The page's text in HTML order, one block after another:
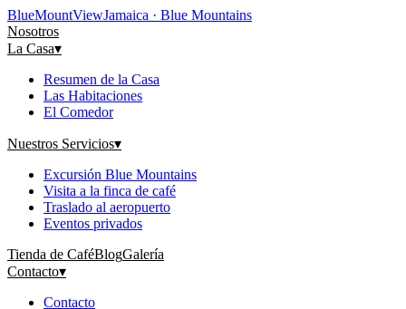
BlueMountViewJamaica · Blue Mountains
Nosotros
La Casa▾
Resumen de la Casa
Las Habitaciones
El Comedor
Nuestros Servicios▾
Excursión Blue Mountains
Visita a la finca de café
Traslado al aeropuerto
Eventos privados
Tienda de CaféBlogGalería
Contacto▾
Contacto